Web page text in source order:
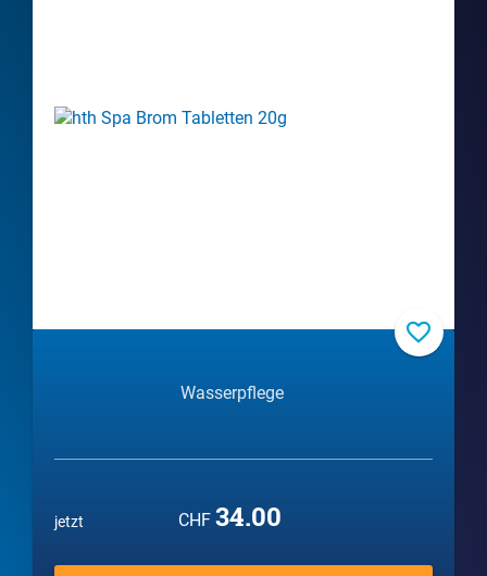
Wasserpflege
jetzt CHF 34.00